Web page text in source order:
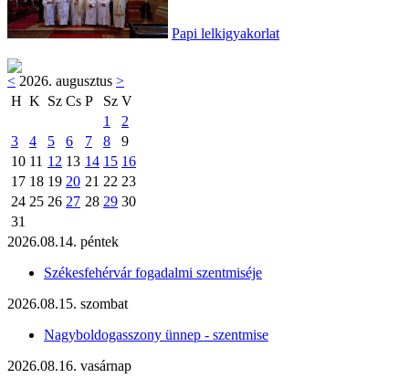
Papi lelkigyakorlat
< 2026. augusztus >
H K Sz Cs P Sz V
1
2
3
4 5 6 7 8
9
10 11 12 13 14 15 16
17 18 19 20 21 22 23
24 25 26 27 28 29 30
31
2026.08.14. péntek
Székesfehérvár fogadalmi szentmiséje
2026.08.15. szombat
Nagyboldogasszony ünnep - szentmise
2026.08.16. vasárnap